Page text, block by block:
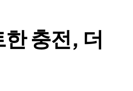
충전, 더